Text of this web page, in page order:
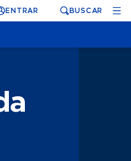
ENTRAR BUSCAR